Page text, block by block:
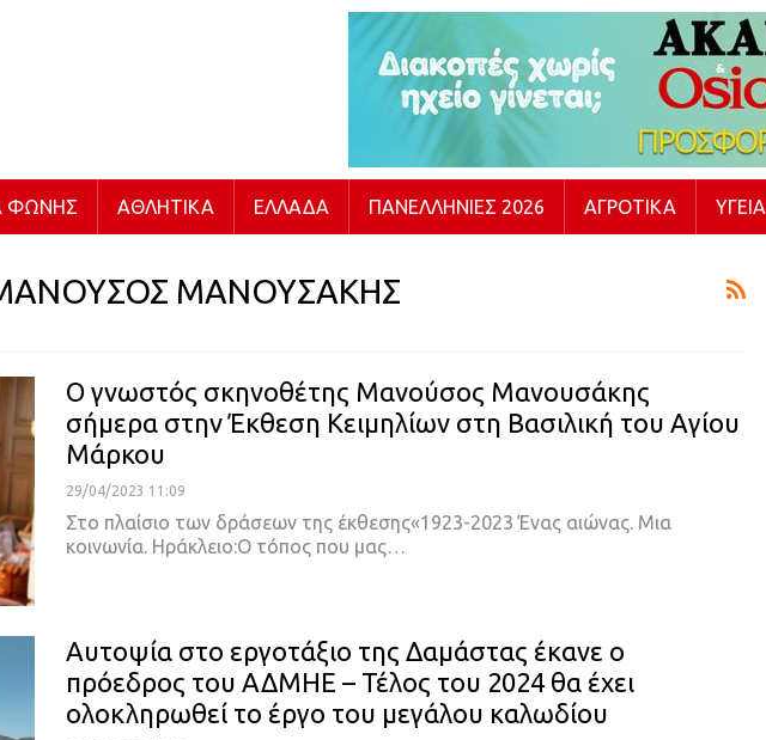
ΦΩΝΉΣ ΑΘΛΗΤΙΚΆ ΕΛΛΆΔΑ ΠΑΝΕΛΛΉΝΙΕΣ 2026 ΑΓΡΟΤΙΚΆ ΥΓΕΊΑ
ΜΑΝΟΥΣΑΚΗΣ
Ο γνωστός σκηνοθέτης Μανούσος Μανουσάκης
σήμερα στην Έκθεση Κειμηλίων στη Βασιλική του Αγίου
Μάρκου
29/04/2023 11:09
Στο πλαίσιο των δράσεων της έκθεσης«1923-2023 Ένας αιώνας. Μια
κοινωνία. Ηράκλειο:Ο τόπος που μας…
Αυτοψία στο εργοτάξιο της Δαμάστας έκανε ο
πρόεδρος του ΑΔΜΗΕ – Τέλος του 2024 θα έχει
ολοκληρωθεί το έργο του μεγάλου καλωδίου